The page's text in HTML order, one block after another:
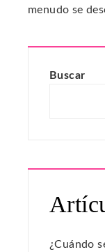
menudo se
Buscar
¿Cuándo